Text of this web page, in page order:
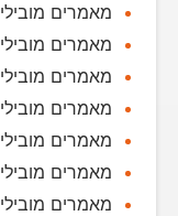
מאמרים
מאמרים
מאמרים
מאמרים
מאמרים
מאמרים
מאמרים